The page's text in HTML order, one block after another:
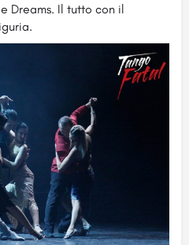
Dreams. Il tutto con il